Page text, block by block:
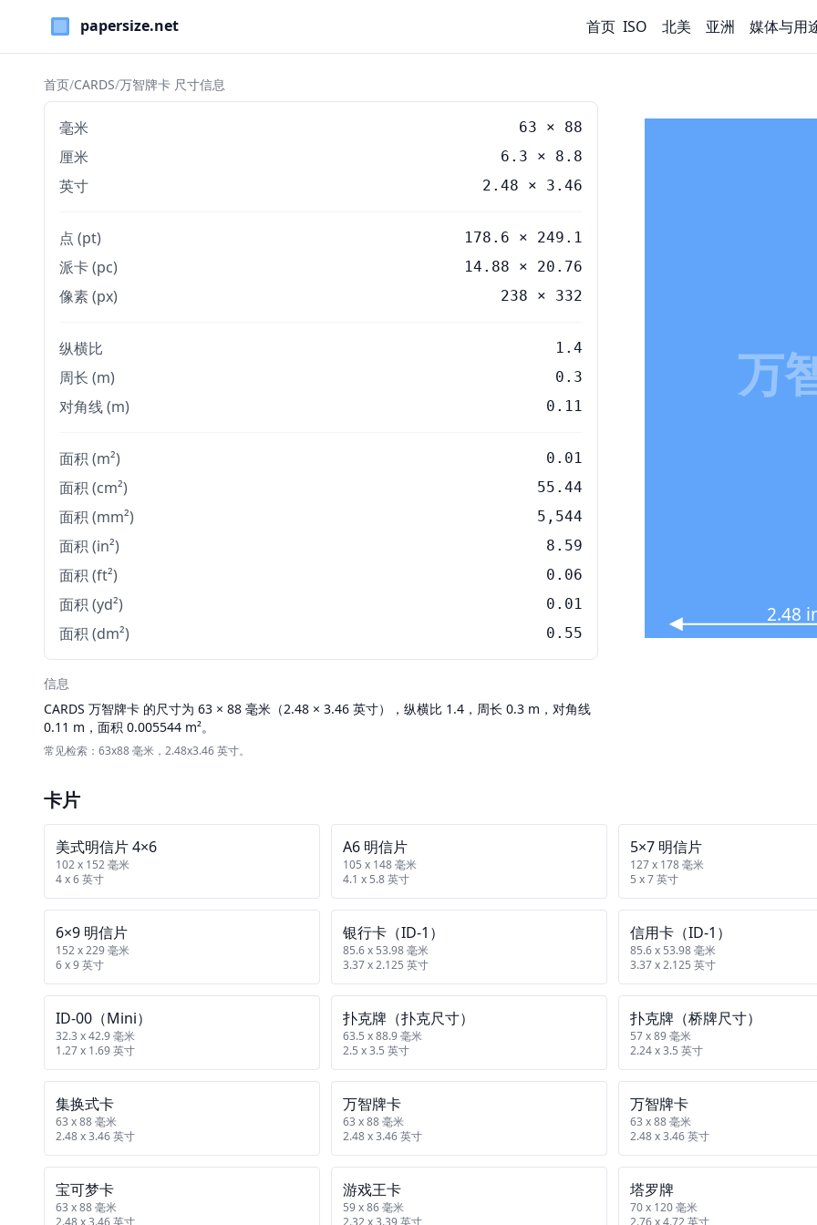
Paper Sizes 首页 ISO 北美 亚洲 媒体与用
首页/CARDS/万智牌卡 尺寸信息
毫米 63 × 88
厘米 6.3 × 8.8
英寸 2.48 × 3.46
点 (pt) 178.6 × 249.1
派卡 (pc) 14.88 × 20.76
像素 (px) 238 × 332
纵横比 1.4
周长 (m) 0.3
对角线 (m) 0.11
面积 (m²) 0.01
面积 (cm²) 55.44
面积 (mm²) 5,544
面积 (in²) 8.59
面积 (ft²) 0.06
面积 (yd²) 0.01
面积 (dm²) 0.55
信息
CARDS 万智牌卡 的尺寸为 63 × 88 毫米（2.48 × 3.46 英寸），纵横比 1.4，周长 0.3 m，对角线
0.11 m，面积 0.005544 m²。
常见检索：63x88 毫米，2.48x3.46 英寸。
2.48
万
卡片
美式明信片 4×6
102 x 152 毫米
4 x 6 英寸
A6 明信片
105 x 148 毫米
4.1 x 5.8 英寸
5×7 明信片
127 x 178 毫米
5 x 7 英寸
6×9 明信片
152 x 229 毫米
6 x 9 英寸
银行卡（ID‑1）
85.6 x 53.98 毫米
3.37 x 2.125 英寸
信用卡（ID‑1）
85.6 x 53.98 毫米
3.37 x 2.125 英寸
ID‑00（Mini）
32.3 x 42.9 毫米
1.27 x 1.69 英寸
扑克牌（扑克尺寸）
63.5 x 88.9 毫米
2.5 x 3.5 英寸
扑克牌（桥牌尺寸）
57 x 89 毫米
2.24 x 3.5 英寸
集换式卡
63 x 88 毫米
2.48 x 3.46 英寸
万智牌卡
63 x 88 毫米
2.48 x 3.46 英寸
万智牌卡
63 x 88 毫米
2.48 x 3.46 英寸
宝可梦卡
63 x 88 毫米
2.48 x 3.46 英寸
游戏王卡
59 x 86 毫米
2.32 x 3.39 英寸
塔罗牌
70 x 120 毫米
2.76 x 4.72 英寸